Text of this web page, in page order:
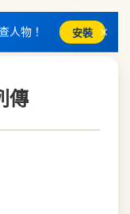
人物！ 安裝 ×
傳